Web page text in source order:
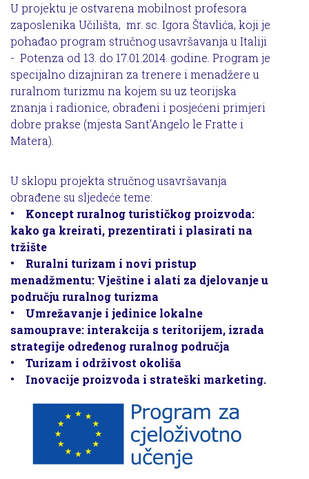
U projektu je ostvarena mobilnost profesora
zaposlenika Učilišta, mr. sc. Igora Štavlića, koji je
pohađao program stručnog usavršavanja u Italiji
- Potenza od 13. do 17.01.2014. godine. Program je
specijalno dizajniran za trenere i menadžere u
ruralnom turizmu na kojem su uz teorijska
znanja i radionice, obrađeni i posjećeni primjeri
dobre prakse (mjesta Sant'Angelo le Fratte i
Matera).
U sklopu projekta stručnog usavršavanja
obrađene su sljedeće teme:
• Koncept ruralnog turističkog proizvoda:
kako ga kreirati, prezentirati i plasirati na
tržište
• Ruralni turizam i novi pristup
menadžmentu: Vještine i alati za djelovanje u
području ruralnog turizma
• Umrežavanje i jedinice lokalne
samouprave: interakcija s teritorijem, izrada
strategije određenog ruralnog područja
• Turizam i održivost okoliša
• Inovacije proizvoda i strateški marketing.